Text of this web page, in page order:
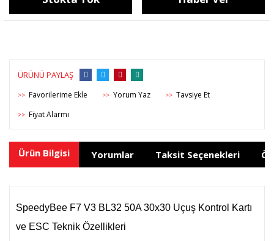
ÜRÜNÜ PAYLAŞ
>> >> Yorum Yaz >> Tavsiye Et
>> Fiyat Alarmı
Ürün Bilgisi Yorumlar Taksit Seçenekleri
SpeedyBee F7 V3 BL32 50A 30x30 Uçuş Kontrol Kartı
ve ESC Teknik Özellikleri